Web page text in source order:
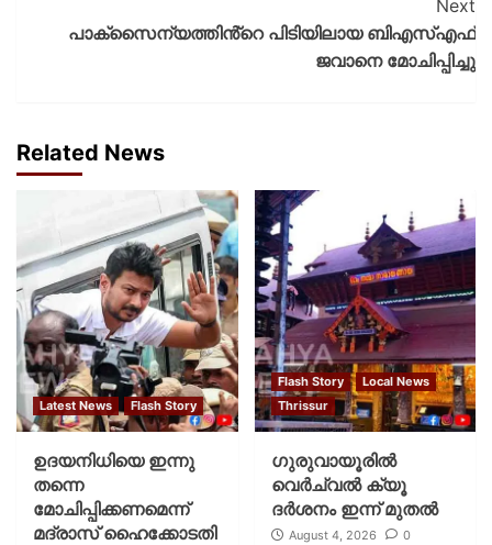
Next
പാക്സൈന്യത്തിൻ്റെ പിടിയിലായ ബിഎസ്എഫ്
ജവാനെ മോചിപ്പിച്ചു
Related News
Latest News Flash Story
ഉദയനിധിയെ ഇന്നു
തന്നെ
മോചിപ്പിക്കണമെന്ന്
മദ്രാസ് ഹൈക്കോടതി
Flash Story
Local News
Thrissur
ഗുരുവായൂരില്‍
വെര്‍ച്വല്‍ ക്യൂ
ദര്‍ശനം ഇന്ന് മുതല്‍
August 4, 2026 0